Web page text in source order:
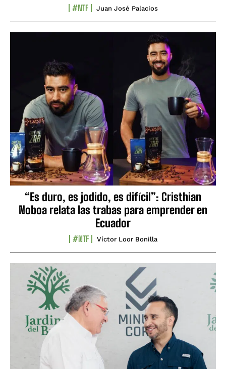
#NTF Juan José Palacios
“Es duro, es jodido, es difícil”: Cristhian
Noboa relata las trabas para emprender en
Ecuador
#NTF Víctor Loor Bonilla